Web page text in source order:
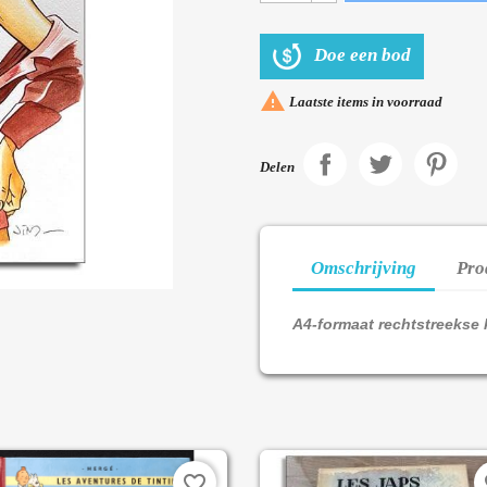
Doe een bod
 Laatste items in voorraad
Delen
Omschrijving
A4-formaat rechtstreekse